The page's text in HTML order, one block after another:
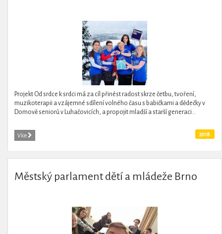
Projekt Od srdce k srdci má za cíl přinést radost skrze četbu, tvoření,
muzikoterapii a vzájemné sdílení volného času s babičkami a dědečky v
Domově seniorů v Luhačovicích, a propojit mladší a starší generaci...
Více 2018
Městský parlament dětí a mládeže Brno